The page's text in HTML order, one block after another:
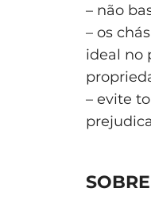
– não
– os
ideal no
– evite